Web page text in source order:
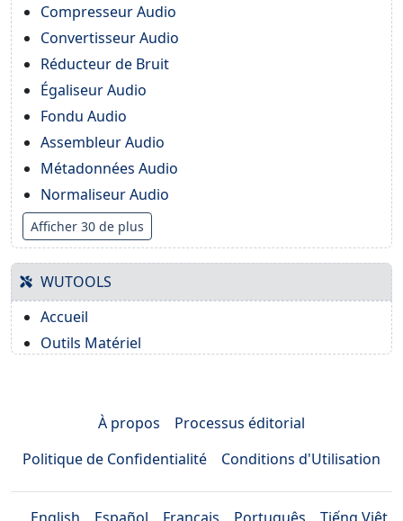
Compresseur Audio
Convertisseur Audio
Réducteur de Bruit
Égaliseur Audio
Fondu Audio
Assembleur Audio
Métadonnées Audio
Normaliseur Audio
Afficher 30 de plus
WUTOOLS
Accueil
Outils Matériel
À propos
Processus éditorial
Politique de Confidentialité
Conditions d'Utilisation